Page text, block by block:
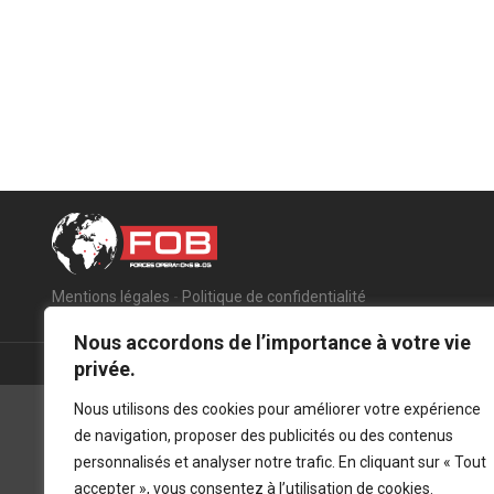
Nous accordons de l’importance à votre vie
privée.
Nous utilisons des cookies pour améliorer votre expérience
de navigation, proposer des publicités ou des contenus
personnalisés et analyser notre trafic. En cliquant sur « Tout
accepter », vous consentez à l’utilisation de cookies.
Mentions légales - Politique de confidentialité